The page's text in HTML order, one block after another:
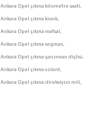
Ankara Opel çıkma kilometre saati,
Ankara Opel çıkma krank,
Ankara Opel çıkma mafsal,
Ankara Opel çıkma segman,
Ankara Opel çıkma şanzıman dişlisi,
Ankara Opel çıkma volant,
Ankara Opel çıkma direksiyon mili,